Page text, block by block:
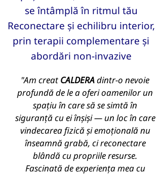
se întâmplă în ritmul tău
Reconectare și echilibru interior,
prin terapii complementare și
abordări non-invazive
"Am creat CALDERAdintr-o nevoie
profundă de le a oferi oamenilor un
spațiu în care să se simtă în
siguranță cu ei înșiși — un loc în care
vindecarea fizică și emoțională nu
înseamnă grabă, ci reconectare
blândă cu propriile resurse.
Fascinată de experiența mea cu